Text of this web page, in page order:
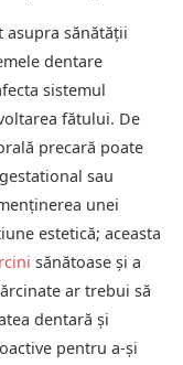
asupra sănătății
dentare
sistemul
fătului. De
precară poate
sau
unei
estetică; aceasta
sănătoase și a
ar trebui să
dentară și
pentru a-și